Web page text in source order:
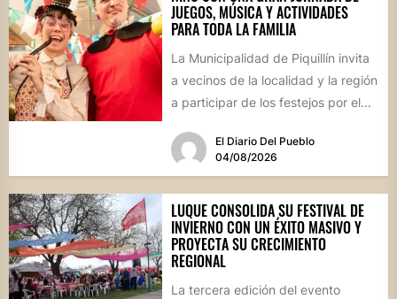
JUEGOS, MÚSICA Y ACTIVIDADES
PARA TODA LA FAMILIA
La Municipalidad de Piquillín invita
a vecinos de la localidad y la región
a participar de los festejos por el...
El Diario Del Pueblo
04/08/2026
LUQUE CONSOLIDA SU FESTIVAL DE
INVIERNO CON UN ÉXITO MASIVO Y
PROYECTA SU CRECIMIENTO
REGIONAL
La tercera edición del evento